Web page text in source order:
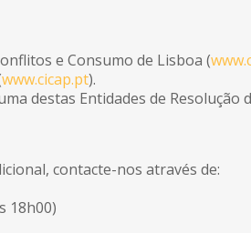
e Consumo de Lisboa (
www.cicap.pt).
destas Entidades de Resolução
contacte-nos através de:
18h00)